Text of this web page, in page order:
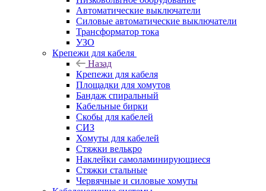
Автоматические выключатели
Силовые автоматические выключатели
Трансформатор тока
УЗО
Крепежи для кабеля
Назад
Крепежи для кабеля
Площадки для хомутов
Бандаж спиральный
Кабельные бирки
Cкобы для кабелей
СИЗ
Хомуты для кабелей
Стяжки велькро
Наклейки самоламинирующиеся
Стяжки стальные
Червячные и силовые хомуты